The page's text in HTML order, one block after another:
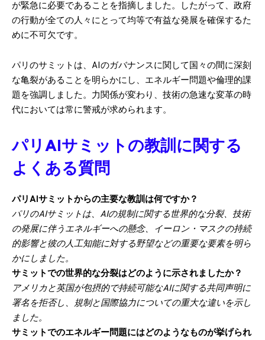
が緊急に必要であることを指摘しました。したがって、政府
の行動が全ての人々にとって均等で有益な発展を確保するた
めに不可欠です。
パリのサミットは、AIのガバナンスに関して国々の間に深刻
な亀裂があることを明らかにし、エネルギー問題や倫理的課
題を強調しました。力関係が変わり、技術の急速な変革の時
代においては常に警戒が求められます。
パリAIサミットの教訓に関する
よくある質問
パリAIサミットからの主要な教訓は何ですか？
パリのAIサミットは、AIの規制に関する世界的な分裂、技術
の発展に伴うエネルギーへの懸念、イーロン・マスクの持続
的影響と彼の人工知能に対する野望などの重要な要素を明ら
かにしました。
サミットでの世界的な分裂はどのように示されましたか？
アメリカと英国が包摂的で持続可能なAIに関する共同声明に
署名を拒否し、規制と国際協力についての重大な違いを示し
ました。
サミットでのエネルギー問題にはどのようなものが挙げられ